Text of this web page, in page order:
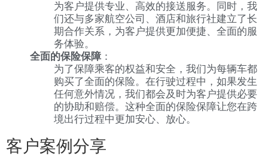
为客户提供专业、高效的接送服务。同时，我
们还与多家航空公司、酒店和旅行社建立了长
期合作关系，为客户提供更加便捷、全面的服
务体验。
全面的保险保障 ：
为了保障乘客的权益和安全，我们为每辆车都
购买了全面的保险。在行驶过程中，如果发生
任何意外情况，我们都会及时为客户提供必要
的协助和赔偿。这种全面的保险保障让您在跨
境出行过程中更加安心、放心。
客户案例分享